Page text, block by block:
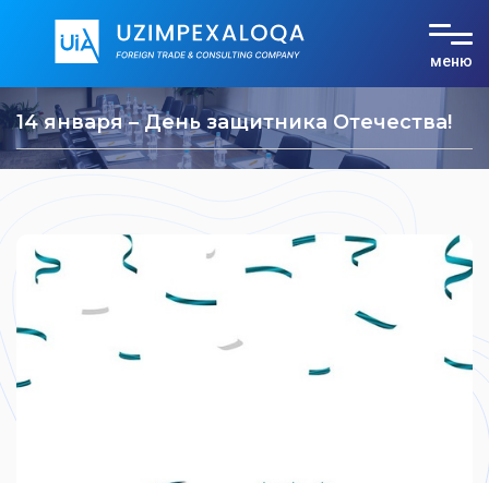
О компании
Услуги
Документы
Контакты
меню
14 января – День защитника Отечества!